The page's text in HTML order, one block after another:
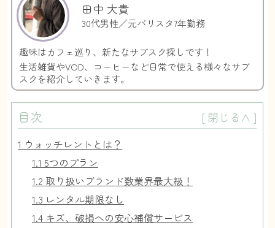
田中 大貴
30代男性／元バリスタ7年勤務
趣味はカフェ巡り、新たなサブスク探しです！
生活雑貨やVOD、コーヒーなど日常で使える様々なサブ
スクを紹介していきます。
目次 [ 閉じる∧ ]
1 ウォッチレントとは？
1.1 5つのプラン
1.2 取り扱いブランド数業界最大級！
1.3 レンタル期限なし
1.4 キズ、破損への安心補償サービス